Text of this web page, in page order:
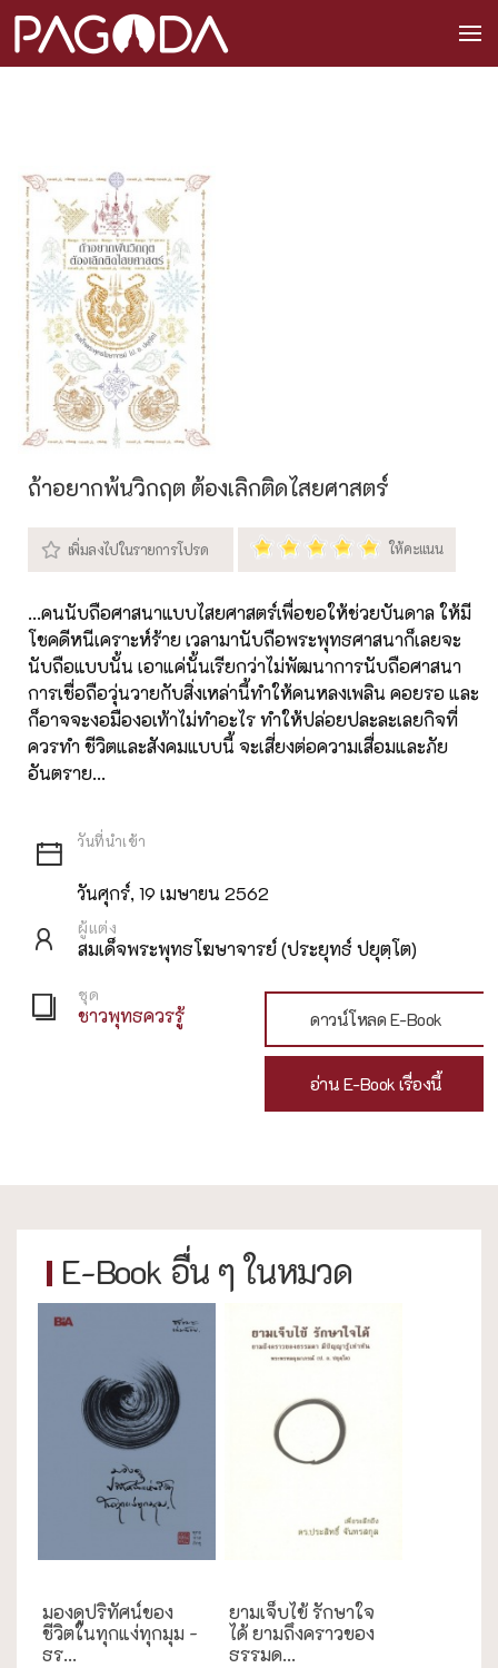
ถ้าอยากพ้นวิกฤต ต้องเลิกติดไสยศาสตร์
...คนนับถือศาสนาแบบไสยศาสตร์เพื่อขอให้ช่วยบันดาล ให้มี
โชคดีหนีเคราะห์ร้าย เวลามานับถือพระพุทธศาสนาก็เลยจะ
นับถือแบบนั้น เอาแค่นั้นเรียกว่าไม่พัฒนาการนับถือศาสนา
การเชื่อถือวุ่นวายกับสิ่งเหล่านี้ทำให้คนหลงเพลิน คอยรอ และ
ก็อาจจะงอมืองอเท้าไม่ทำอะไร ทำให้ปล่อยปละละเลยกิจที่
ควรทำ ชีวิตและสังคมแบบนี้ จะเสี่ยงต่อความเสื่อมและภัย
อันตราย...
วันศุกร์, 19 เมษายน 2562
ผู้แต่ง
สมเด็จพระพุทธโฆษาจารย์ (ประยุทธ์ ปยุตฺโต)
ชุด
ชาวพุทธควรรู้ ดาวน์โหลด E-Book
อ่าน E-Book เรื่องนี้
E-Book อื่น ๆ ในหมวด
มองดูปริทัศน์ของ
ชีวิตในทุกแง่ทุกมุม -
ธร...
ยามเจ็บไข้ รักษาใจ
ได้ ยามถึงคราวของ
ธรรมด...